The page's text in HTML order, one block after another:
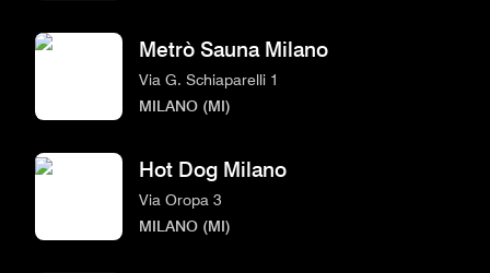
Metrò Sauna Milano
Via G. Schiaparelli 1
MILANO (MI)
Hot Dog Milano
Via Oropa 3
MILANO (MI)